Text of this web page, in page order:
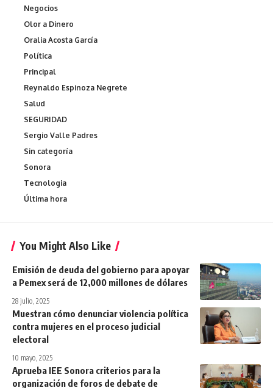
Negocios
Olor a Dinero
Oralia Acosta García
Política
Principal
Reynaldo Espinoza Negrete
Salud
SEGURIDAD
Sergio Valle Padres
Sin categoría
Sonora
Tecnologia
Última hora
You Might Also Like
Emisión de deuda del gobierno para apoyar
a Pemex será de 12,000 millones de dólares
28 julio, 2025
Muestran cómo denunciar violencia política
contra mujeres en el proceso judicial
electoral
10 mayo, 2025
Aprueba IEE Sonora criterios para la
organización de foros de debate de